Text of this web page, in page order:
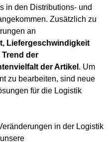
in den Distributions- und
Zusätzlich zu
an
Liefergeschwindigkeit
Trend der
der Artikel . Um
zu bearbeiten, sind neue
für die Logistik
in der Logistik